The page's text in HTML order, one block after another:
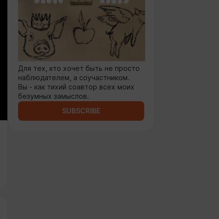
Для тех, кто хочет быть не просто
наблюдателем, а соучастником.
Вы - как тихий соавтор всех моих
безумных замыслов.
SUBSCRIBE